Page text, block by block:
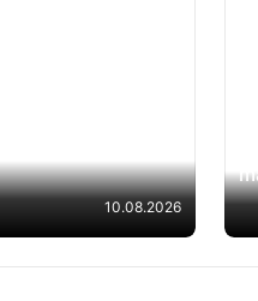
10.08.2026